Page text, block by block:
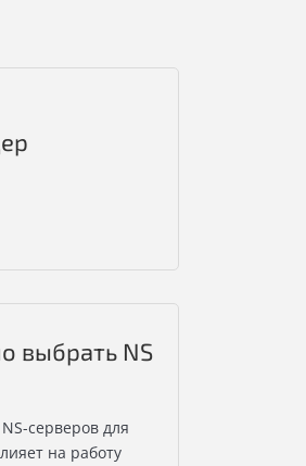
выбрать NS
серверов для
на работу